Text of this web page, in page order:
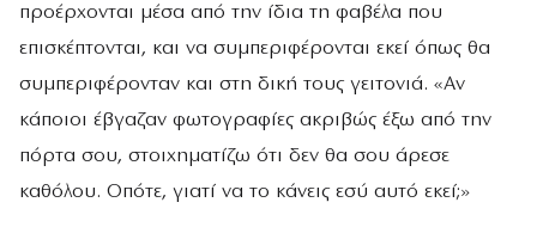
προέρχονται μέσα από την ίδια τη φαβέλα που
επισκέπτονται, και να συμπεριφέρονται εκεί όπως θα
συμπεριφέρονταν και στη δική τους γειτονιά. «Αν
κάποιοι έβγαζαν φωτογραφίες ακριβώς έξω από την
πόρτα σου, στοιχηματίζω ότι δεν θα σου άρεσε
καθόλου. Οπότε, γιατί να το κάνεις εσύ αυτό εκεί;»